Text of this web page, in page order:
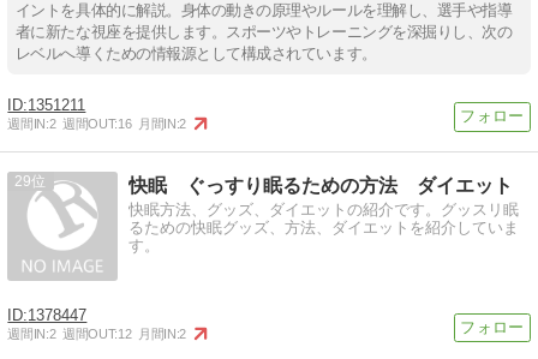
イントを具体的に解説。身体の動きの原理やルールを理解し、選手や指導
者に新たな視座を提供します。スポーツやトレーニングを深掘りし、次の
レベルへ導くための情報源として構成されています。
1351211
週間IN:2 週間OUT:16 月間IN:2
29 快眠 ぐっすり眠るための方法 ダイエット
快眠方法、グッズ、ダイエットの紹介です。グッスリ眠
るための快眠グッズ、方法、ダイエットを紹介していま
す。
1378447
週間IN:2 週間OUT:12 月間IN:2